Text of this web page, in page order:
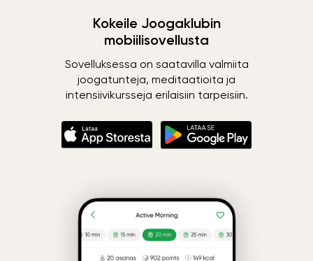
Kokeile Joogaklubin
mobiilisovellusta
Sovelluksessa on saatavilla valmiita
joogatunteja, meditaatioita ja
intensiivikursseja erilaisiin tarpeisiin.